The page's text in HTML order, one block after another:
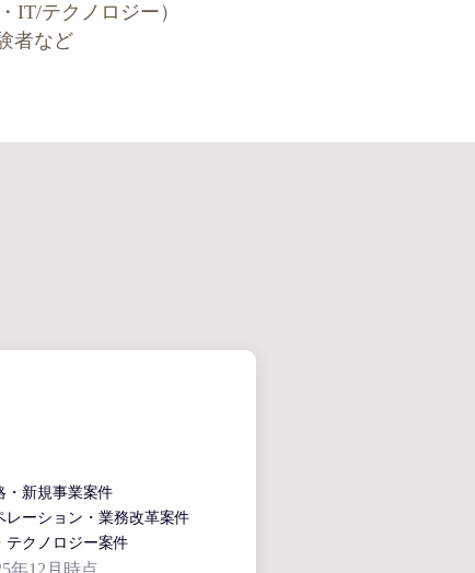
IT/テクノロジー）
者など
・新規事業案件
レーション・業務改革案件
テクノロジー案件
年12月時点